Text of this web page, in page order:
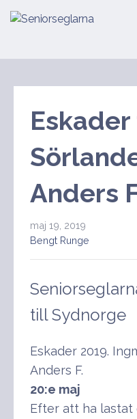
till
Anders
maj 19, 2019
Bengt Runge
till Sydnorge
Eskader 2019.
Anders F.
20:e maj
Efter att ha